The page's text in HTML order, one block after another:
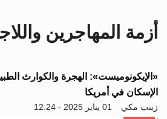
a
o
n
أزمة المهاجرين
«الإيكونوميست»: الهجرة والكوارث
الإسكان في أمريكا
زينب مكي 01 يناير 2025 - 12:24